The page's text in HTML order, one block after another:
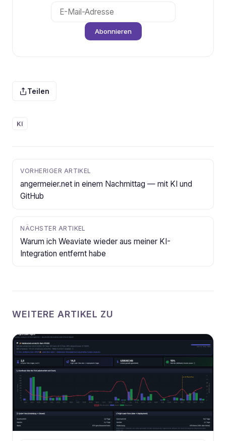
Abonnieren
Teilen
KI
VORHERIGER ARTIKEL
angermeier.net in einem Nachmittag — mit KI und
GitHub
NÄCHSTER ARTIKEL
Warum ich Weaviate wieder aus meiner KI-
Integration entfernt habe
WEITERE ARTIKEL ZU